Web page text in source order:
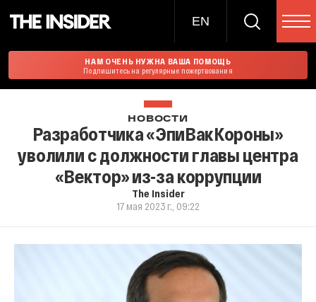
EN
НАМ ОЧЕНЬ НУЖНА ВАША ПОМОЩЬ
Подпишитесь на регулярные пожертвования
НОВОСТИ
Разработчика «ЭпиВакКороны»
уволили с должности главы центра
«Вектор» из-за коррупции
The Insider
17 мая 2023 г., 09:22